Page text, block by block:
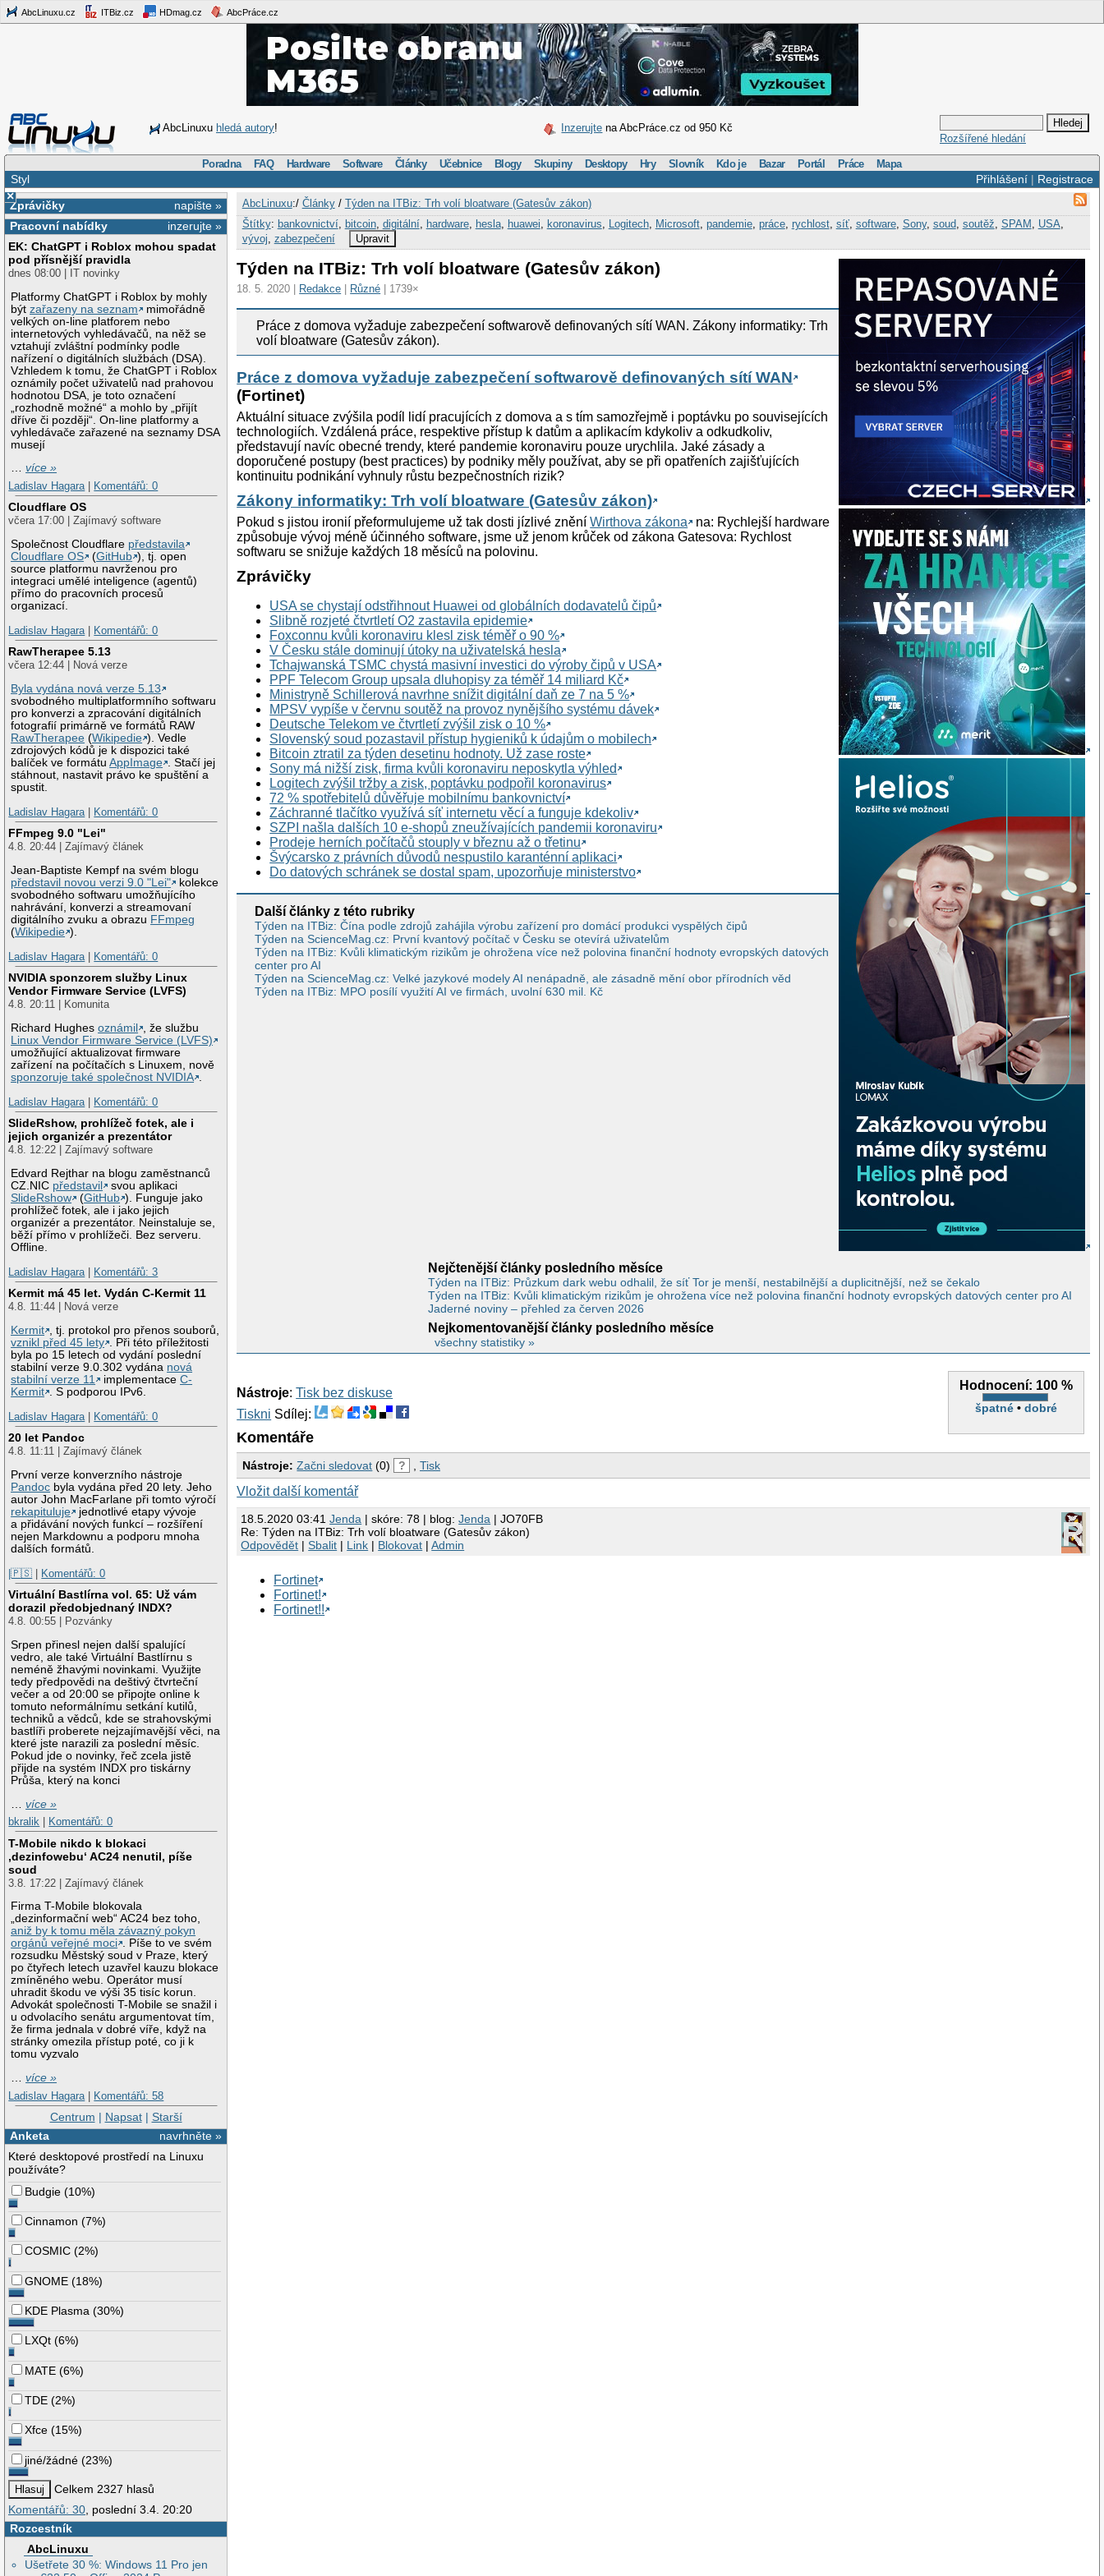
AbcLinuxu.cz ITBiz.cz HDmag.cz AbcPráce.cz
AbcLinuxu hledá autory! Inzerujte na AbcPráce.cz od 950 Kč
Rozšířené hledání
Poradna FAQ Hardware Software Články Učebnice Blogy Skupiny Desktopy Hry Slovník Kdo je Bazar Portál Práce Mapa
Přihlášení| Registrace
Styl
×
napište »
Zprávičky
inzerujte »
Pracovní nabídky
EK: ChatGPT i Roblox mohou spadat
pod přísnější pravidla
dnes 08:00 | IT novinky
Platformy ChatGPT i Roblox by mohly
býtzařazeny na seznam
mimořádně
velkých on-line platforem nebo
internetových vyhledávačů, na něž se
vztahují zvláštní podmínky podle
nařízení o digitálních službách (DSA).
Vzhledem k tomu, že ChatGPT i Roblox
oznámily počet uživatelů nad prahovou
hodnotou DSA, je toto označení
„rozhodně možné“ a mohlo by „přijít
dříve či později“. On-line platformy a
vyhledávače zařazené na seznamy DSA
musejí
…více »
Ladislav Hagara
Komentářů: 0
Cloudflare OS
včera 17:00 | Zajímavý software
Společnost Cloudflare představila
Cloudflare OS
(GitHub ), tj. open
source platformu navrženou pro
integraci umělé inteligence (agentů)
přímo do pracovních procesů
organizací.
Ladislav Hagara
Komentářů: 0
RawTherapee 5.13
včera 12:44 | Nová verze
Byla vydána nová verze 5.13
svobodného multiplatformního softwaru
pro konverzi a zpracování digitálních
fotografií primárně ve formátů RAW
RawTherapee (Wikipedie ). Vedle
zdrojových kódů je k dispozici také
balíček ve formátuAppImage . Stačí jej
stáhnout, nastavit právo ke spuštění a
spustit.
Ladislav Hagara
Komentářů: 0
FFmpeg 9.0 "Lei"
4.8. 20:44 | Zajímavý článek
Jean-Baptiste Kempf na svém blogu
představil novou verzi 9.0 "Lei"
kolekce
svobodného softwaru umožňujícího
nahrávání, konverzi a streamovaní
digitálního zvuku a obrazu FFmpeg
(Wikipedie ).
Ladislav Hagara
Komentářů: 0
NVIDIA sponzorem služby Linux
Vendor Firmware Service (LVFS)
4.8. 20:11 | Komunita
Richard Hughesoznámil
, že službu
Linux Vendor Firmware Service (LVFS)
umožňující aktualizovat firmware
zařízení na počítačích s Linuxem, nově
sponzoruje také společnost NVIDIA .
Ladislav Hagara | Komentářů: 0
SlideRshow, prohlížeč fotek, ale i
jejich organizér a prezentátor
4.8. 12:22 | Zajímavý software
Edvard Rejthar na blogu zaměstnanců
CZ.NIC představil
svou aplikaci
SlideRshow
(GitHub ). Funguje jako
prohlížeč fotek, ale i jako jejich
organizér a prezentátor. Neinstaluje se,
běží přímo v prohlížeči. Bez serveru.
Offline.
Ladislav Hagara | Komentářů: 3
Kermit má 45 let. Vydán C-Kermit 11
4.8. 11:44 | Nová verze
Kermit , tj. protokol pro přenos souborů,
vznikl před 45 lety . Při této příležitosti
byla po 15 letech od vydání poslední
stabilní verze 9.0.302 vydána nová
stabilní verze 11
implementaceC-
Kermit . S podporou IPv6.
Ladislav Hagara | Komentářů: 0
20 let Pandoc
4.8. 11:11 | Zajímavý článek
První verze konverzního nástroje
Pandoc byla vydána před 20 lety. Jeho
autor John MacFarlane při tomto výročí
rekapituluje
jednotlivé etapy vývoje
a přidávání nových funkcí – rozšíření
nejen Markdownu a podporu mnoha
dalších formátů.
|🇵🇸 | Komentářů: 0
Virtuální Bastlírna vol. 65: Už vám
dorazil předobjednaný INDX?
4.8. 00:55 | Pozvánky
Srpen přinesl nejen další spalující
vedro, ale také Virtuální Bastlírnu s
neméně žhavými novinkami. Využijte
tedy předpovědi na deštivý čtvrteční
večer a od 20:00 se připojte online k
tomuto neformálnímu setkání kutilů,
techniků a vědců, kde se strahovskými
bastlíři proberete nejzajímavější věci, na
které jste narazili za poslední měsíc.
Pokud jde o novinky, řeč zcela jistě
přijde na systém INDX pro tiskárny
Průša, který na konci
…více »
bkralik
Komentářů: 0
T-Mobile nikdo k blokaci
‚dezinfowebu‘ AC24 nenutil, píše
soud
3.8. 17:22 | Zajímavý článek
Firma T-Mobile blokovala
„dezinformační web“ AC24 bez toho,
aniž by k tomu měla závazný pokyn
orgánů veřejné moci . Píše to ve svém
rozsudku Městský soud v Praze, který
po čtyřech letech uzavřel kauzu blokace
zmíněného webu. Operátor musí
uhradit škodu ve výši 35 tisíc korun.
Advokát společnosti T-Mobile se snažil i
u odvolacího senátu argumentovat tím,
že firma jednala v dobré víře, když na
stránky omezila přístup poté, co ji k
tomu vyzvalo
…více »
Ladislav Hagara | Komentářů: 58
Centrum | Napsat| Starší
navrhněte »
Anketa
Které desktopové prostředí na Linuxu
používáte?
Budgie (10%)
Cinnamon (7%)
COSMIC (2%)
GNOME (18%)
KDE Plasma (30%)
LXQt (6%)
MATE (6%)
TDE (2%)
Xfce (15%)
jiné/žádné (23%)
Celkem 2327 hlasů
Komentářů: 30, poslední 3.4. 20:20
Rozcestník
AbcLinuxu
Ušetřete 30 %: Windows 11 Pro jen
AbcLinuxu:/ Články/ Týden na ITBiz: Trh volí bloatware (Gatesův zákon)
Štítky: bankovnictví, bitcoin, digitální, hardware, hesla, huawei koronavirus Logitech, Microsoft, pandemie, práce, rychlost, síť, software, Sony, soud, soutěž SPAM USA
vývoj zabezpečení Upravit
Týden na ITBiz: Trh volí bloatware (Gatesův zákon)
18. 5. 2020 | Redakce Různé | 1739×
Práce z domova vyžaduje zabezpečení softwarově definovaných sítí WAN. Zákony informatiky: Trh
volí bloatware (Gatesův zákon).
Práce z domova vyžaduje zabezpečení softwarově definovaných sítí WAN
(Fortinet)
Aktuální situace zvýšila podíl lidí pracujících z domova a s tím samozřejmě i poptávku po souvisejících
technologiích. Vzdálená práce, respektive přístup k datům a aplikacím kdykoliv a odkudkoliv,
představují navíc obecné trendy, které pandemie koronaviru pouze urychlila. Jaké zásady a
doporučené postupy (best practices) by podniky měly používat, aby se při opatřeních zajišťujících
kontinuitu podnikání vyhnuly růstu bezpečnostních rizik?
Zákony informatiky: Trh volí bloatware (Gatesův zákon)
Pokud s jistou ironií přeformulujeme už tak dosti jízlivé zněníWirthova zákona
na: Rychlejší hardware
způsobuje vývoj méně účinného software, jsme už jenom krůček od zákona Gatesova: Rychlost
softwaru se snižuje každých 18 měsíců na polovinu.
Zprávičky
USA se chystají odstřihnout Huawei od globálních dodavatelů čipů
Slibně rozjeté čtvrtletí O2 zastavila epidemie
Foxconnu kvůli koronaviru klesl zisk téměř o 90 %
V Česku stále dominují útoky na uživatelská hesla
Tchajwanská TSMC chystá masivní investici do výroby čipů v USA
PPF Telecom Group upsala dluhopisy za téměř 14 miliard Kč
Ministryně Schillerová navrhne snížit digitální daň ze 7 na 5 %
MPSV vypíše v červnu soutěž na provoz nynějšího systému dávek
Deutsche Telekom ve čtvrtletí zvýšil zisk o 10 %
Slovenský soud pozastavil přístup hygieniků k údajům o mobilech
Bitcoin ztratil za týden desetinu hodnoty. Už zase roste
Sony má nižší zisk, firma kvůli koronaviru neposkytla výhled
Logitech zvýšil tržby a zisk, poptávku podpořil koronavirus
72 % spotřebitelů důvěřuje mobilnímu bankovnictví
Záchranné tlačítko využívá síť internetu věcí a funguje kdekoliv
SZPI našla dalších 10 e-shopů zneužívajících pandemii koronaviru
Prodeje herních počítačů stouply v březnu až o třetinu
Švýcarsko z právních důvodů nespustilo karanténní aplikaci
Do datových schránek se dostal spam, upozorňuje ministerstvo
Nejčtenější články posledního měsíce
Týden na ITBiz: Průzkum dark webu odhalil, že síť Tor je menší, nestabilnější a duplicitnější, než se čekalo
Týden na ITBiz: Kvůli klimatickým rizikům je ohrožena více než polovina finanční hodnoty evropských datových center pro AI
Jaderné noviny – přehled za červen 2026
Nejkomentovanější články posledního měsíce
všechny statistiky »
Další články z této rubriky
Týden na ITBiz: Čína podle zdrojů zahájila výrobu zařízení pro domácí produkci vyspělých čipů
Týden na ScienceMag.cz: První kvantový počítač v Česku se otevírá uživatelům
Týden na ITBiz: Kvůli klimatickým rizikům je ohrožena více než polovina finanční hodnoty evropských datových
center pro AI
Týden na ScienceMag.cz: Velké jazykové modely AI nenápadně, ale zásadně mění obor přírodních věd
Týden na ITBiz: MPO posílí využití AI ve firmách, uvolní 630 mil. Kč
Hodnocení: 100 %
špatné• dobré
Nástroje:Tisk bez diskuse
Tiskni Sdílej:
Komentáře
Nástroje: Začni sledovat (0) ? Tisk
Vložit další komentář
18.5.2020 03:41Jendа | skóre: 78 | blog:Jenda | JO70FB
Re: Týden na ITBiz: Trh volí bloatware (Gatesův zákon)
Odpovědět |Sbalit | Link | Blokovat |Admin
Fortinet
Fortinet!
Fortinet!!